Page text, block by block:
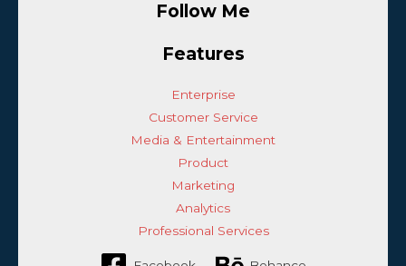
Follow Me
Features
Enterprise
Customer Service
Media & Entertainment
Product
Marketing
Analytics
Professional Services